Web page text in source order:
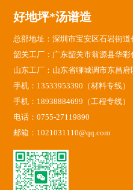
好地坪*汤谱造
总部地址：深圳市宝安区石岩街道
韶关工厂：广东韶关市翁源县华彩
山东工厂：山东省聊城调市东昌
手机：13533953390（材料专线）
手机：18938884699（工程专线）
电话：0755-27119890
邮箱：1021031110@qq.com